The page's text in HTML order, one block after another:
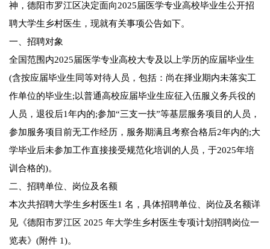
神，德阳市罗江区决定面向2025届医学专业高校毕业生公开招
聘大学生乡村医生，现就有关事项公告如下。
一、招聘对象
全国范围内2025届医学专业高校大专及以上学历的应届毕业生
(含按应届毕业生同等对待人员，包括：尚在择业期内未落实工
作单位的毕业生;以普通高校应届毕业生应征入伍服义务兵役的
人员，退役后1年内的;参加“三支一扶”等基层服务项目的人员，
参加服务项目前无工作经历，服务期满且考察合格后2年内的;大
学毕业后未参加工作直接接受规范化培训的人员，于2025年培
训合格的)。
二、招聘单位、岗位及名额
本次共招聘大学生乡村医生1 名，具体招聘单位、岗位及名额详
见《德阳市罗江区 2025 年大学生乡村医生专项计划招聘岗位一
览表》(附件 1)。